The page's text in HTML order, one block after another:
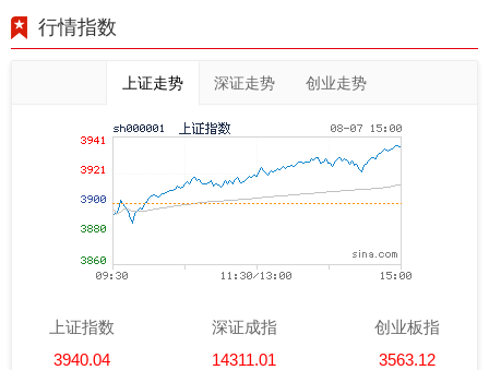
行情指数
上证走势 深证走势 创业走势
上证指数
3940.04
深证成指
14311.01
创业板指
3563.12